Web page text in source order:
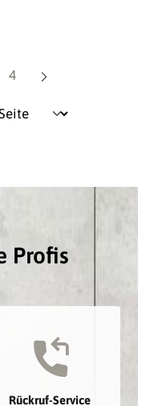
Seite
4
Profis
Rückruf-Service